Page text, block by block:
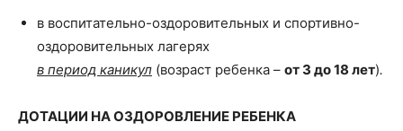
в воспитательно-оздоровительных и спортивно-
оздоровительных лагерях
в период каникул (возраст ребенка – от 3 до 18 лет).
ДОТАЦИИ НА ОЗДОРОВЛЕНИЕ РЕБЕНКА